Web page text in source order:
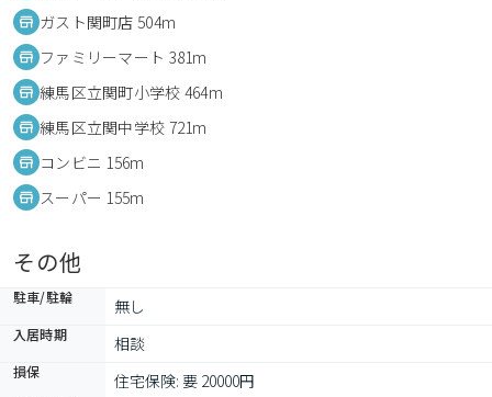
ガスト関町店 504m
ファミリーマート 381m
練馬区立関町小学校 464m
練馬区立関中学校 721m
コンビニ 156m
スーパー 155m
その他
駐車/駐輪 無し
入居時期 相談
損保 住宅保険: 要 20000円